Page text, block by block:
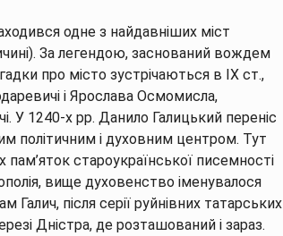
одне з найдавніших міст
За легендою, заснований вождем
про місто зустрічаються в IX ст.,
і Ярослава Осмомисла,
У 1240-х рр. Данило Галицький переніс
політичним і духовним центром. Тут
староукраїнської писемності
вище духовенство іменувалося
після серії руйнівних татарських
Дністра, де розташований і зараз.